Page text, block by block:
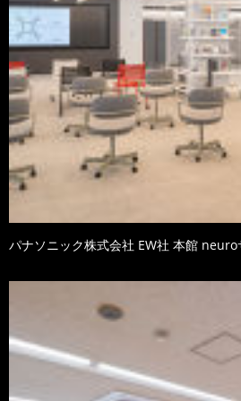
パナソニック株式会社 EW社 本館 neuro